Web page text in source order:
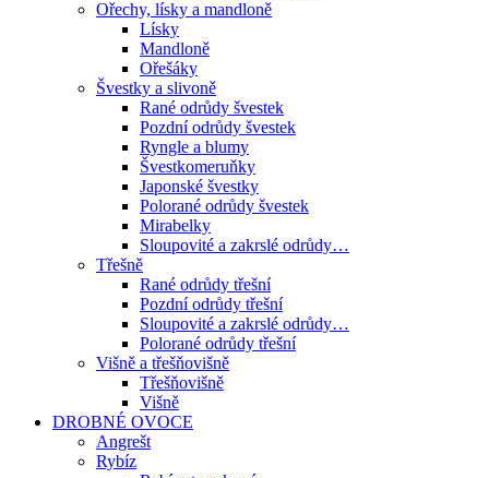
Ořechy, lísky a mandloně
Lísky
Mandloně
Ořešáky
Švestky a slivoně
Rané odrůdy švestek
Pozdní odrůdy švestek
Ryngle a blumy
Švestkomeruňky
Japonské švestky
Polorané odrůdy švestek
Mirabelky
Sloupovité a zakrslé odrůdy…
Třešně
Rané odrůdy třešní
Pozdní odrůdy třešní
Sloupovité a zakrslé odrůdy…
Polorané odrůdy třešní
Višně a třešňovišně
Třešňovišně
Višně
DROBNÉ OVOCE
Angrešt
Rybíz